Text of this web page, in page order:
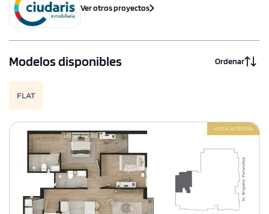
Ver otros proyectos
Modelos disponibles Ordenar
FLAT